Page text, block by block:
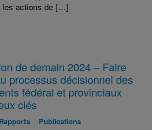
les actions de […]
de demain 2024 – Faire
processus décisionnel des
fédéral et provinciaux
clés
Catégories
Rapports
Catégories
Publications